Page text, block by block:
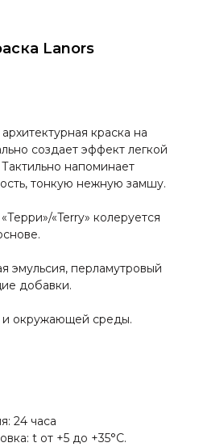
Lanors
краска на
создает эффект легкой
напоминает
тонкую нежную замшу.
«Terry» колеруется
эмульсия, перламутровый
добавки.
и окружающей среды.
24 часа
t от +5 до +35°С.